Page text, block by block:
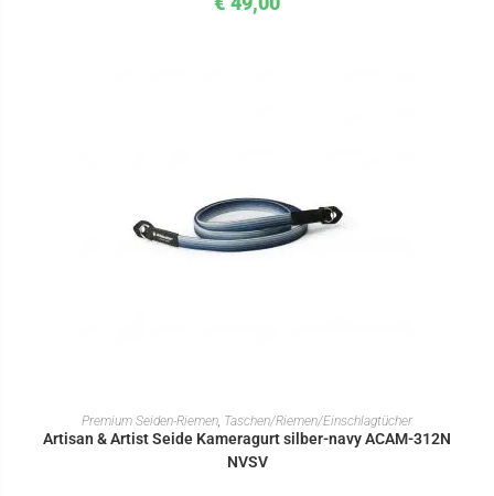
IN DEN WARENKORB
Premium Seiden-Riemen, Taschen/Riemen/Einschlagtücher
Artisan & Artist Seide Kameragurt silber-navy ACAM-312N
NVSV